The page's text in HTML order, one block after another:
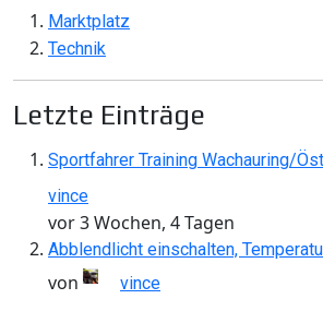
Marktplatz
Technik
Letzte Einträge
Sportfahrer Training Wachauring/
vince
vor 3 Wochen, 4 Tagen
Abblendlicht einschalten,
von vince